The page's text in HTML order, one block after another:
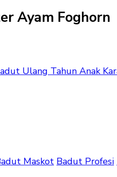
Ayam Foghorn
Ulang Tahun Anak
Maskot Badut Profesi